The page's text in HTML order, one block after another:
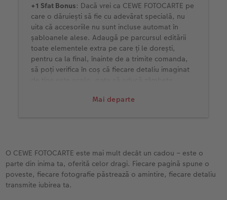
Mai departe
+1 Sfat Bonus: Dacă vrei ca CEWE FOTOCARTE pe
care o dăruiești să fie cu adevărat specială, nu
uita că accesoriile nu sunt incluse automat în
șabloanele alese. Adaugă pe parcursul editării
toate elementele extra pe care ți le dorești,
pentru ca la final, înainte de a trimite comanda,
să poți verifica în coș că fiecare detaliu imaginat
O CEWE FOTOCARTE este mai mult decât un cadou – este o
parte din inima ta, oferită celor dragi. Fiecare pagină spune o
poveste, fiecare fotografie păstrează o amintire, fiecare detaliu
transmite iubirea ta.